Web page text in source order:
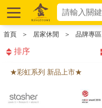
首頁 ＞ 居家休閒 ＞ 品牌專區
排序
★彩虹系列 新品上市★